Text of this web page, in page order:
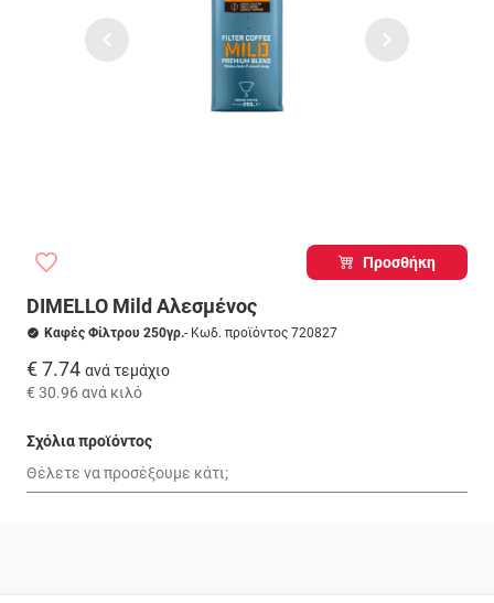
Προσθήκη
DIMELLO Mild Αλεσμένος
Καφές Φίλτρου 250γρ.- Κωδ. προϊόντος 720827
€ 7.74 ανά τεμάχιο
€ 30.96 ανά κιλό
Σχόλια προϊόντος